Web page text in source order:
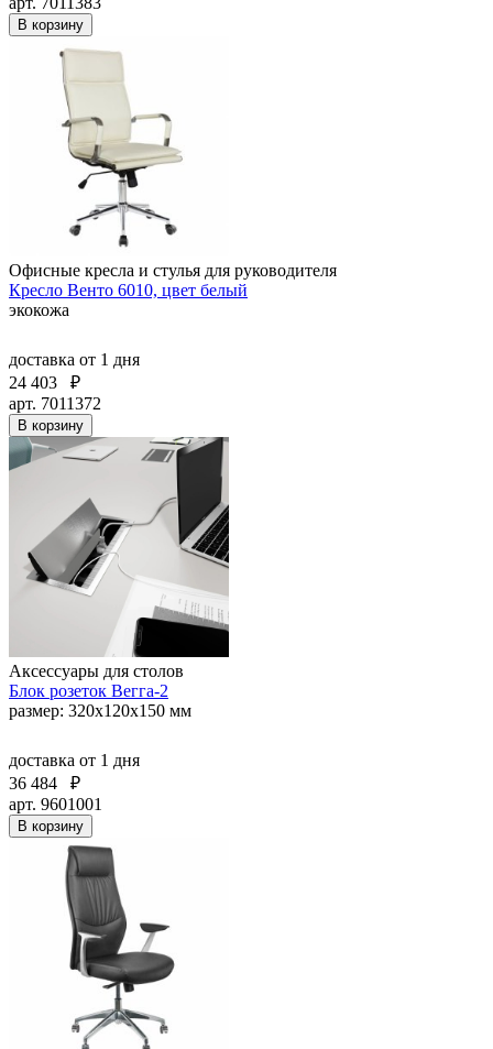
В корзину
Офисные кресла и стулья для руководителя
Кресло Венто 6010, цвет белый
экокожа
доставка от 1 дня
24 403
₽
арт. 7011372
В корзину
Аксессуары для столов
Блок розеток Вегга-2
размер: 320х120х150 мм
доставка от 1 дня
36 484
₽
арт. 9601001
В корзину